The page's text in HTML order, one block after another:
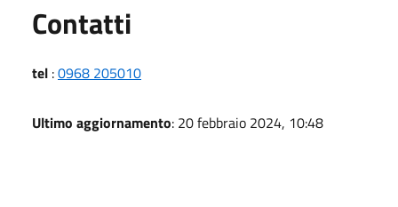
Contatti
tel :0968 205010
Ultimo aggiornamento: 20 febbraio 2024, 10:48